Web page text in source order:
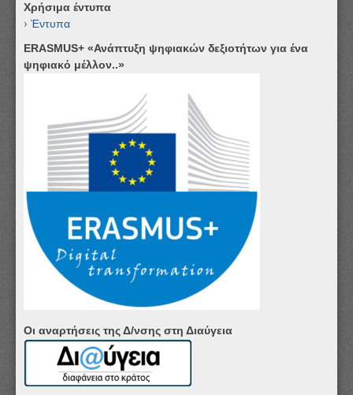
Χρήσιμα έντυπα
Έντυπα
ERASMUS+ «Ανάπτυξη ψηφιακών δεξιοτήτων για ένα
ψηφιακό μέλλον..»
Οι αναρτήσεις της Δ/νσης στη Διαύγεια